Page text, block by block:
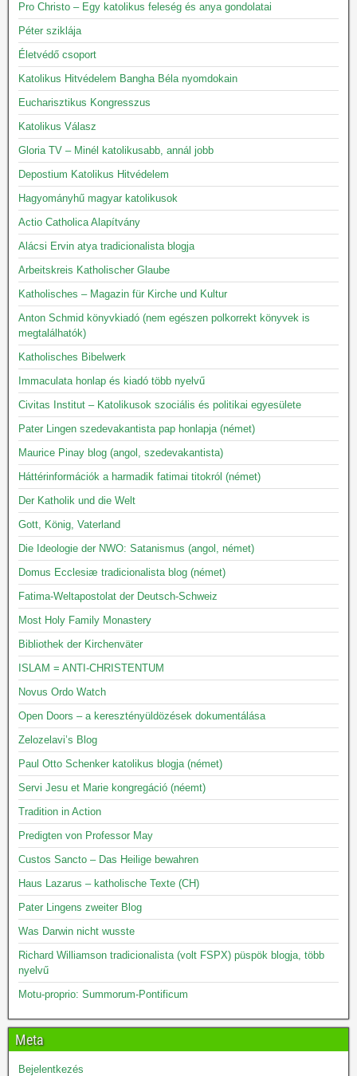
Pro Christo – Egy katolikus feleség és anya gondolatai
Péter sziklája
Életvédő csoport
Katolikus Hitvédelem Bangha Béla nyomdokain
Eucharisztikus Kongresszus
Katolikus Válasz
Gloria TV – Minél katolikusabb, annál jobb
Depostium Katolikus Hitvédelem
Hagyományhű magyar katolikusok
Actio Catholica Alapítvány
Alácsi Ervin atya tradicionalista blogja
Arbeitskreis Katholischer Glaube
Katholisches – Magazin für Kirche und Kultur
Anton Schmid könyvkiadó (nem egészen polkorrekt könyvek is
megtalálhatók)
Katholisches Bibelwerk
Immaculata honlap és kiadó több nyelvű
Civitas Institut – Katolikusok szociális és politikai egyesülete
Pater Lingen szedevakantista pap honlapja (német)
Maurice Pinay blog (angol, szedevakantista)
Háttérinformációk a harmadik fatimai titokról (német)
Der Katholik und die Welt
Gott, König, Vaterland
Die Ideologie der NWO: Satanismus (angol, német)
Domus Ecclesiæ tradicionalista blog (német)
Fatima-Weltapostolat der Deutsch-Schweiz
Most Holy Family Monastery
Bibliothek der Kirchenväter
ISLAM = ANTI-CHRISTENTUM
Novus Ordo Watch
Open Doors – a keresztényüldözések dokumentálása
Zelozelavi’s Blog
Paul Otto Schenker katolikus blogja (német)
Servi Jesu et Marie kongregáció (néemt)
Tradition in Action
Predigten von Professor May
Custos Sancto – Das Heilige bewahren
Haus Lazarus – katholische Texte (CH)
Pater Lingens zweiter Blog
Was Darwin nicht wusste
Richard Williamson tradicionalista (volt FSPX) püspök blogja, több
nyelvű
Motu-proprio: Summorum-Pontificum
Meta
Bejelentkezés